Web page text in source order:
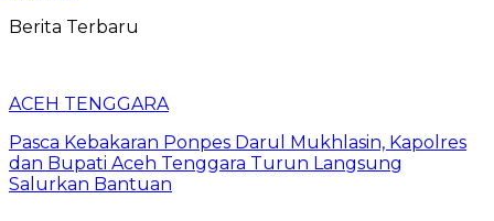
Berita Terbaru
ACEH TENGGARA
Pasca Kebakaran Ponpes Darul Mukhlasin, Kapolres
dan Bupati Aceh Tenggara Turun Langsung
Salurkan Bantuan